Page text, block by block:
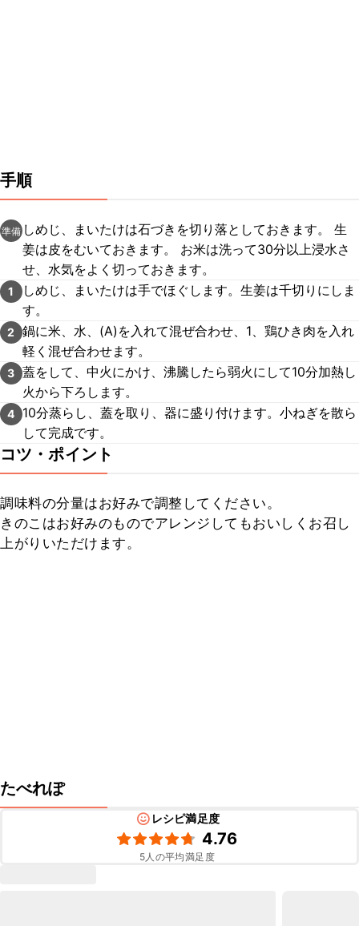
手順
準備 しめじ、まいたけは石づきを切り落としておきます。 生
姜は皮をむいておきます。 お米は洗って30分以上浸水さ
せ、水気をよく切っておきます。
1
しめじ、まいたけは手でほぐします。生姜は千切りにしま
す。
2
鍋に米、水、(A)を入れて混ぜ合わせ、1、鶏ひき肉を入れ
軽く混ぜ合わせます。
3 蓋をして、中火にかけ、沸騰したら弱火にして10分加熱し
火から下ろします。
4
10分蒸らし、蓋を取り、器に盛り付けます。小ねぎを散ら
して完成です。
コツ・ポイント
調味料の分量はお好みで調整してください。
きのこはお好みのものでアレンジしてもおいしくお召し
上がりいただけます。
たべれぽ
レシピ満足度
4.76
5人の平均満足度